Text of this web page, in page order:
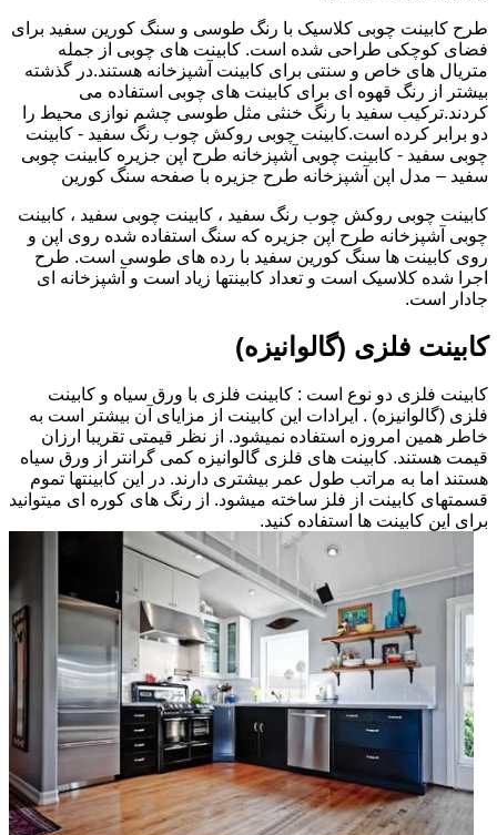
طرح کابینت چوبی کلاسیک با رنگ طوسی و سنگ کورین سفید برای
فضای کوچکی طراحی شده است. کابینت های چوبی از جمله
متریال های خاص و سنتی برای کابینت آشپزخانه هستند.در گذشته
بیشتر از رنگ قهوه ای برای کابینت های چوبی استفاده می
کردند.ترکیب سفید با رنگ خنثی مثل طوسی چشم نوازی محیط را
دو برابر کرده است.کابینت چوبی روکش چوب رنگ سفید - کابینت
چوبی سفید - کابینت چوبی آشپزخانه طرح اپن جزیره کابینت چوبی
سفید – مدل اپن آشپزخانه طرح جزیره با صفحه سنگ کورین
کابینت چوبی روکش چوب رنگ سفید ، کابینت چوبی سفید ، کابینت
چوبی آشپزخانه طرح اپن جزیره که سنگ استفاده شده روی اپن و
روی کابینت ها سنگ کورین سفید با رده های طوسی است. طرح
اجرا شده کلاسیک است و تعداد کابینتها زیاد است و آشپزخانه ای
جادار است.
کابینت فلزی (گالوانیزه)
کابینت فلزی دو نوع است : کابینت فلزی با ورق سیاه و کابینت
فلزی (گالوانیزه) . ایرادات این کابینت از مزایای آن بیشتر است به
خاطر همین امروزه استفاده نمیشود. از نظر قیمتی تقریبا ارزان
قیمت هستند. کابینت های فلزی گالوانیزه کمی گرانتر از ورق سیاه
هستند اما به مراتب طول عمر بیشتری دارند. در این کابینتها تموم
قسمتهای کابینت از فلز ساخته میشود. از رنگ های کوره ای میتوانید
برای این کابینت ها استفاده کنید.